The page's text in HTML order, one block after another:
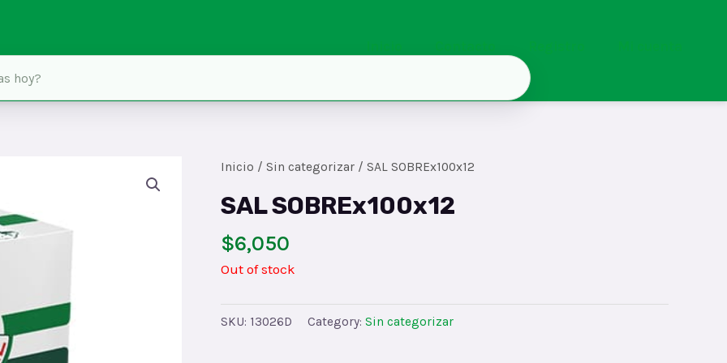
Inicio / Sin categorizar / SAL SOBREx100x12
SAL SOBREx100x12
$6,050
Out of stock
SKU: 13026D Category: Sin categorizar